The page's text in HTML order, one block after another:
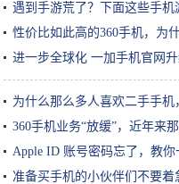
遇到手游荒了？下面这些手机
性价比如此高的360手机，为
进一步全球化 一加手机官网
为什么那么多人喜欢二手手
360手机业务“放缓”，近年来
Apple ID 账号密码忘了，教你
准备买手机的小伙伴们不要